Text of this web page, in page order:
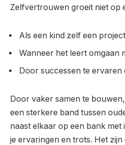
Zelfvertrouwen groeit niet op
Als een kind zelf een
Wanneer het leert omgaan
Door successen te ervaren
Door vaker samen te
een sterkere band tussen
naast elkaar op een bank met
je ervaringen en trots. Het